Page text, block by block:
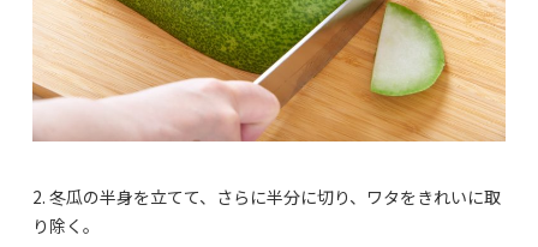
2. 冬瓜の半身を立てて、さらに半分に切り、ワタをきれいに取
り除く。